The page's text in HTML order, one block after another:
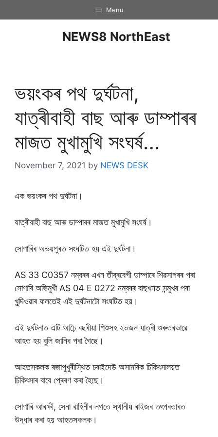
Menu
NEWS8 NorthEast
ভয়ংকৰ পথ দুৰ্ঘটনা,
যাত্ৰীবাহী বাছ আৰু ডাম্পাৰৰ
মাজত মুখামুখি সংঘৰ্ষ…
November 7, 2021 by NEWS DESK
এক ভয়ংকৰ পথ দুৰ্ঘটনা।
যাত্ৰীবাহী বাছ আৰু ডাম্পাৰৰ মাজত মুখামুখি সংঘৰ্ষ।
সোণাৰিৰ অভয়পুৰত সংঘটিত হয় এই দুৰ্ঘটনা।
AS 33 C0357 নম্বৰৰ এখন তীব্ৰবেগী ডাম্পাৰে শিৱসাগৰৰ পৰা
সোণাৰি অভিমুখী AS 04 E 0272 নম্বৰৰ বাছখনত সন্মুখৰ পৰা
খুন্দিওৱাৰ ফলতেই এই দুৰ্ঘটনাটো সংঘটিত হয়।
এই দুৰ্ঘটনাত এটি আঢ়ৈ বছৰীয়া শিশুসহ ২০জন যাত্ৰী গুৰুতৰভাৱে
আহত হয় বুলি জানিব পৰা গৈছে।
আহতসকলক ৰজাপুখুৰীস্থিত চৰাইদেউ অসামৰিক চিকিৎসালয়ত
চিকিৎসাৰ বাবে প্ৰেৰণ কৰা হৈছে।
সোণাৰি আৰক্ষী, সেনা বাহিনীৰ লগতে স্থানীয় ৰাইজৰ তৎপৰতাৰত
উদ্ধাৰ কৰা হয় আহতসকলক।